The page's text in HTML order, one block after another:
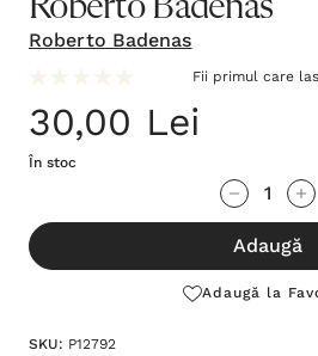
Roberto Badenas
Fii primul care
30,00 Lei
În stoc
te!
Stocul
Adaugă
Adaugă la
SKU: P12792